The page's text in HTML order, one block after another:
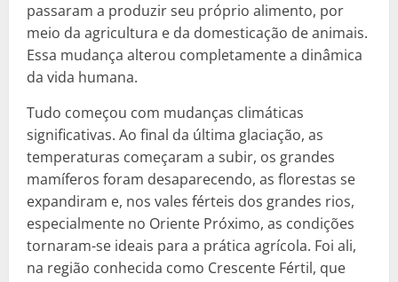
passaram a produzir seu próprio alimento, por
meio da agricultura e da domesticação de animais.
Essa mudança alterou completamente a dinâmica
da vida humana.
Tudo começou com mudanças climáticas
significativas. Ao final da última glaciação, as
temperaturas começaram a subir, os grandes
mamíferos foram desaparecendo, as florestas se
expandiram e, nos vales férteis dos grandes rios,
especialmente no Oriente Próximo, as condições
tornaram-se ideais para a prática agrícola. Foi ali,
na região conhecida como Crescente Fértil, que